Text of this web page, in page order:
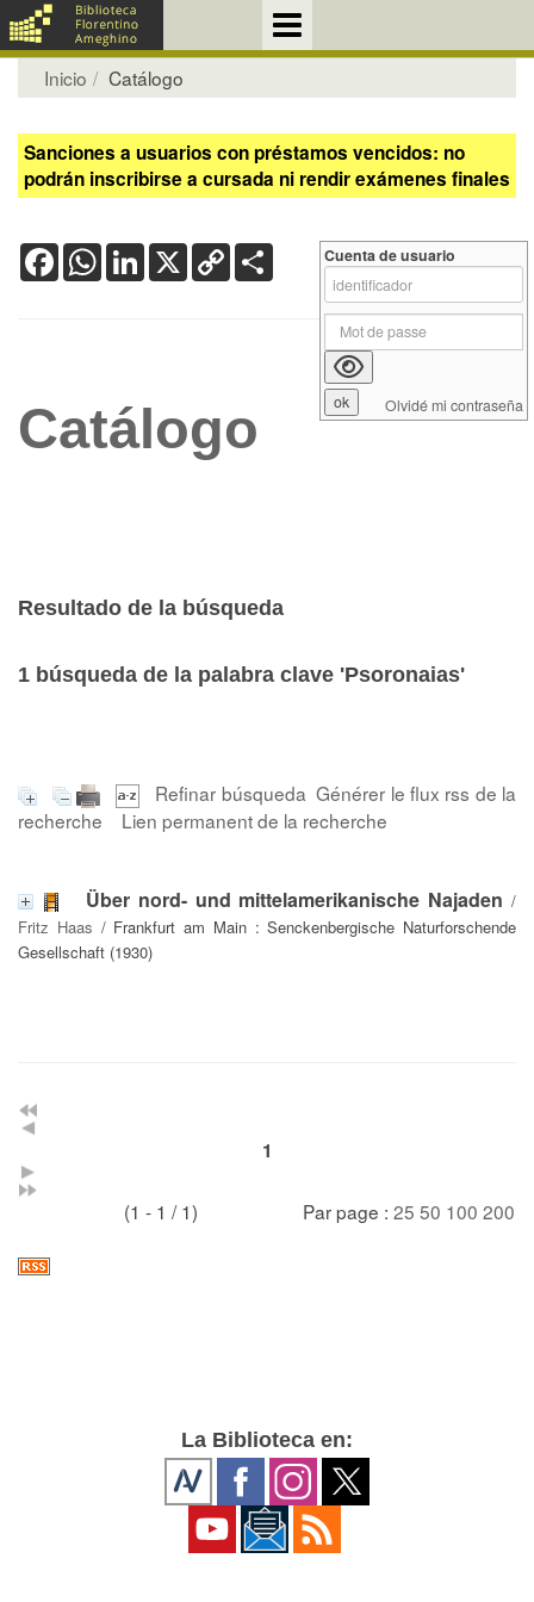
Inicio Catálogo
Sanciones a usuarios con préstamos vencidos: no
podrán inscribirse a cursada ni rendir exámenes finales
FacebookWhatsApp
LinkedIn
X Copy
Link
Catálogo
Resultado de la búsqueda
1 búsqueda de la palabra clave 'Psoronaias'
Refinar búsqueda Générer le flux rss de la
recherche
Lien permanent de la recherche
Über nord- und mittelamerikanische Najaden /
Fritz Haas / Frankfurt am Main : Senckenbergische Naturforschende
Gesellschaft (1930)
1
(1 - 1 / 1) Par page : 25 50 100 200
Cuenta de usuario
Olvidé mi contraseña
La Biblioteca en: